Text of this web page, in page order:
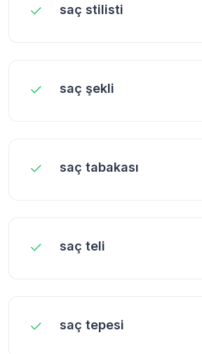
saç stilisti
saç şekli
saç tabakası
saç teli
saç tepesi